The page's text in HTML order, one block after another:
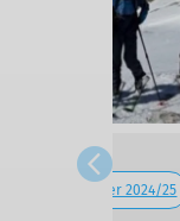
Winter 2024/25